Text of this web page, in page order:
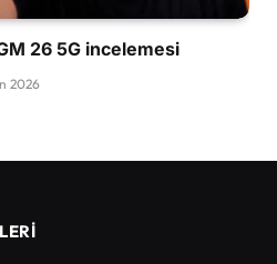
26 5G incelemesi
2026